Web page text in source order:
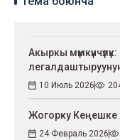
Акыркы
10 Июль 2026
Жогорку Кеңешке
24 Февраль 2026